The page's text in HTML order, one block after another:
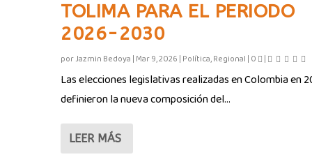
TOLIMA PARA EL PERIODO
2026-2030
porJazmin Bedoya | Mar 9, 2026 | Política,Regional | 0 |
Las elecciones legislativas realizadas en Colombia en
definieron la nueva composición del...
LEER MÁS